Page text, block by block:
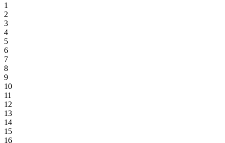
1
2
3
4
5
6
7
8
9
10
11
12
13
14
15
16